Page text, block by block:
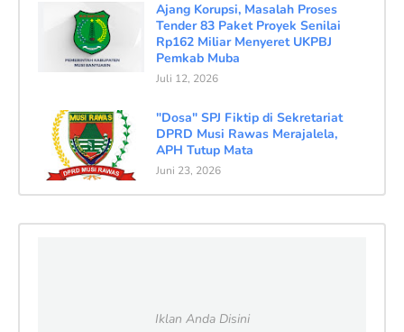
Ajang Korupsi, Masalah Proses
Tender 83 Paket Proyek Senilai
Rp162 Miliar Menyeret UKPBJ
Pemkab Muba
Juli 12, 2026
"Dosa" SPJ Fiktip di Sekretariat
DPRD Musi Rawas Merajalela,
APH Tutup Mata
Juni 23, 2026
Iklan Anda Disini